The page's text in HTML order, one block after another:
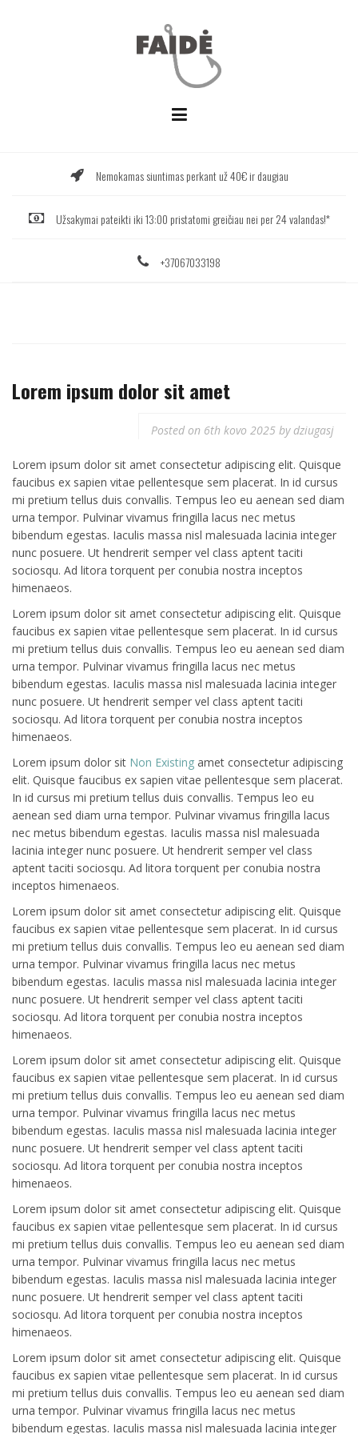
Nemokamas siuntimas perkant už 40€ ir daugiau
Užsakymai pateikti iki 13:00 pristatomi greičiau nei per 24 valandas!*
+37067033198
Lorem ipsum dolor sit amet
Posted on 6th kovo 2025 bydziugasj
Lorem ipsum dolor sit amet consectetur adipiscing elit. Quisque
faucibus ex sapien vitae pellentesque sem placerat. In id cursus
mi pretium tellus duis convallis. Tempus leo eu aenean sed diam
urna tempor. Pulvinar vivamus fringilla lacus nec metus
bibendum egestas. Iaculis massa nisl malesuada lacinia integer
nunc posuere. Ut hendrerit semper vel class aptent taciti
sociosqu. Ad litora torquent per conubia nostra inceptos
himenaeos.
Lorem ipsum dolor sit amet consectetur adipiscing elit. Quisque
faucibus ex sapien vitae pellentesque sem placerat. In id cursus
mi pretium tellus duis convallis. Tempus leo eu aenean sed diam
urna tempor. Pulvinar vivamus fringilla lacus nec metus
bibendum egestas. Iaculis massa nisl malesuada lacinia integer
nunc posuere. Ut hendrerit semper vel class aptent taciti
sociosqu. Ad litora torquent per conubia nostra inceptos
himenaeos.
Lorem ipsum dolor sit Non Existing amet consectetur adipiscing
elit. Quisque faucibus ex sapien vitae pellentesque sem placerat.
In id cursus mi pretium tellus duis convallis. Tempus leo eu
aenean sed diam urna tempor. Pulvinar vivamus fringilla lacus
nec metus bibendum egestas. Iaculis massa nisl malesuada
lacinia integer nunc posuere. Ut hendrerit semper vel class
aptent taciti sociosqu. Ad litora torquent per conubia nostra
inceptos himenaeos.
Lorem ipsum dolor sit amet consectetur adipiscing elit. Quisque
faucibus ex sapien vitae pellentesque sem placerat. In id cursus
mi pretium tellus duis convallis. Tempus leo eu aenean sed diam
urna tempor. Pulvinar vivamus fringilla lacus nec metus
bibendum egestas. Iaculis massa nisl malesuada lacinia integer
nunc posuere. Ut hendrerit semper vel class aptent taciti
sociosqu. Ad litora torquent per conubia nostra inceptos
himenaeos.
Lorem ipsum dolor sit amet consectetur adipiscing elit. Quisque
faucibus ex sapien vitae pellentesque sem placerat. In id cursus
mi pretium tellus duis convallis. Tempus leo eu aenean sed diam
urna tempor. Pulvinar vivamus fringilla lacus nec metus
bibendum egestas. Iaculis massa nisl malesuada lacinia integer
nunc posuere. Ut hendrerit semper vel class aptent taciti
sociosqu. Ad litora torquent per conubia nostra inceptos
himenaeos.
Lorem ipsum dolor sit amet consectetur adipiscing elit. Quisque
faucibus ex sapien vitae pellentesque sem placerat. In id cursus
mi pretium tellus duis convallis. Tempus leo eu aenean sed diam
urna tempor. Pulvinar vivamus fringilla lacus nec metus
bibendum egestas. Iaculis massa nisl malesuada lacinia integer
nunc posuere. Ut hendrerit semper vel class aptent taciti
sociosqu. Ad litora torquent per conubia nostra inceptos
himenaeos.
Lorem ipsum dolor sit amet consectetur adipiscing elit. Quisque
faucibus ex sapien vitae pellentesque sem placerat. In id cursus
mi pretium tellus duis convallis. Tempus leo eu aenean sed diam
urna tempor. Pulvinar vivamus fringilla lacus nec metus
bibendum egestas. Iaculis massa nisl malesuada lacinia integer